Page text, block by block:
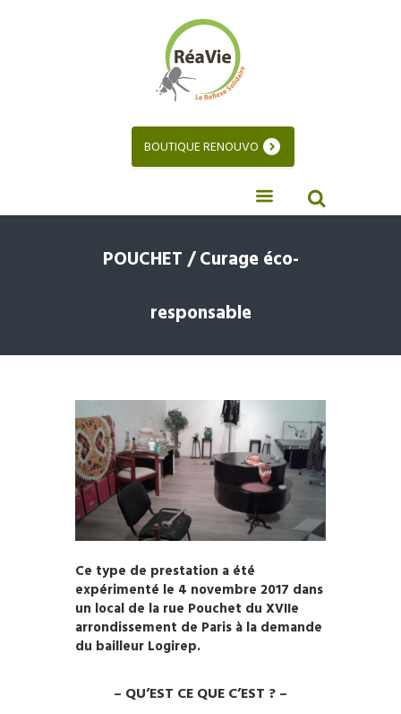
BOUTIQUE RENOUVO
POUCHET / Curage éco-
responsable
Ce type de prestation a été
expérimenté le 4 novembre 2017 dans
un local de la rue Pouchet du XVIIe
arrondissement de Paris à la demande
du bailleur Logirep.
– QU’EST CE QUE C’EST ? –